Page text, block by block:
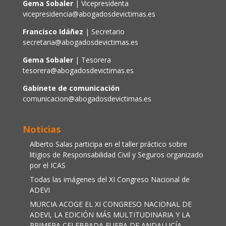
Gema Sobaler | Vicepresidenta
vicepresidencia@abogadosdevictimas.es
Francisco Idáñez | Secretario
secretaria@abogadosdevictimas.es
Gema Sobaler| Tesorera
tesorera@abogadosdevictimas.es
Gabinete de comunicación
comunicacion@abogadosdevictimas.es
Noticias
Alberto Salas participa en el taller práctico sobre
litigios de Responsabilidad Civil y Seguros organizado
por el ICAS
Todas las imágenes del XI Congreso Nacional de
ADEVI
MURCIA ACOGE EL XI CONGRESO NACIONAL DE
ADEVI, LA EDICIÓN MÁS MULTITUDINARIA Y LA